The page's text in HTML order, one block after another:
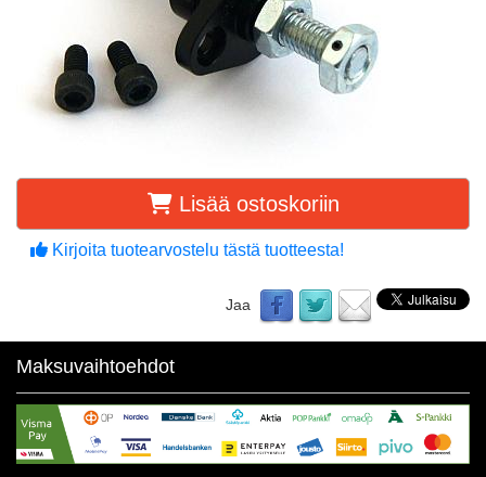
Lisää ostoskoriin
Kirjoita tuotearvostelu tästä tuotteesta!
Jaa
Maksuvaihtoehdot